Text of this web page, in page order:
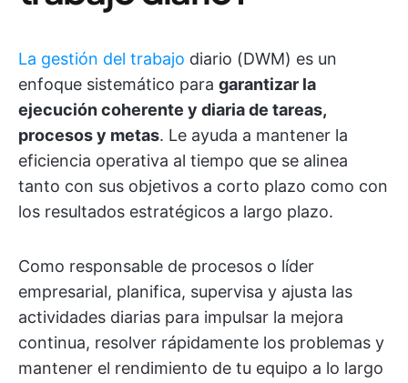
La gestión del trabajo diario (DWM) es un
enfoque sistemático para garantizar la
ejecución coherente y diaria de tareas,
procesos y metas. Le ayuda a mantener la
eficiencia operativa al tiempo que se alinea
tanto con sus objetivos a corto plazo como con
los resultados estratégicos a largo plazo.
Como responsable de procesos o líder
empresarial, planifica, supervisa y ajusta las
actividades diarias para impulsar la mejora
continua, resolver rápidamente los problemas y
mantener el rendimiento de tu equipo a lo largo